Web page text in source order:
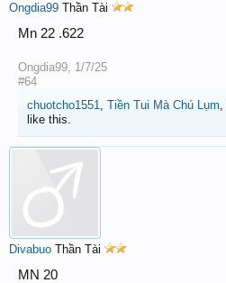
Ongdia99 Thần Tài
Mn 22 .622
Ongdia99, 1/7/25
#64
chuotcho1551, Tiền Tui Mà Chú Lụm,
like this.
Divabuo Thần Tài
MN 20